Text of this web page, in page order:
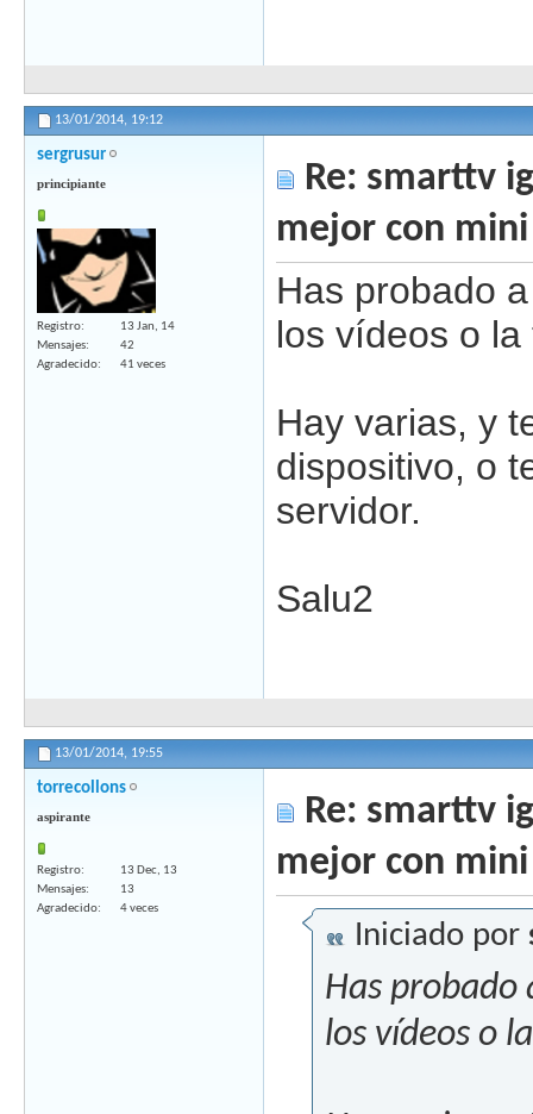
13/01/2014, 19:12
sergrusur
principiante
Registro
13 Jan, 14
Mensajes
42
Agradecido
41 veces
Re: smarttv
mejor con mini
Has probado
los vídeos o
Hay varias, y
dispositivo, o
servidor.
Salu2
13/01/2014, 19:55
torrecollons
aspirante
Registro
13 Dec, 13
Mensajes
13
Agradecido
4 veces
Re: smarttv
mejor con mini
Iniciado por
Has probado
los vídeos o